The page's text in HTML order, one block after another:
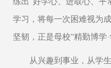
学习，将每一次困难视为
坚韧，正是母校“精勤博学
从兴趣到事业，从学